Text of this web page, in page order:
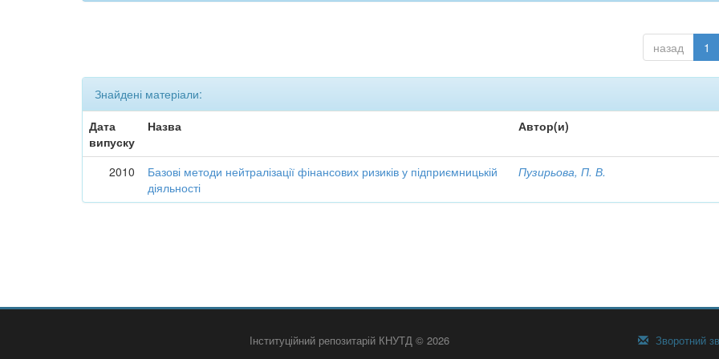
назад 1
Знайдені матеріали:
Дата
випуску
Назва Автор(и)
2010
Базові методи нейтралізації фінансових ризиків у підприємницькій
діяльності
Пузирьова, П. В.
Інституційний репозитарій КНУТД © 2026 Зворотний